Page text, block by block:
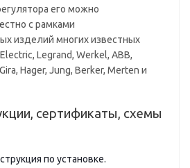
его можно
с рамками
изделий многих известных
Legrand, Werkel, ABB,
Hager, Jung, Berker, Merten и
сертификаты, схемы
по установке.